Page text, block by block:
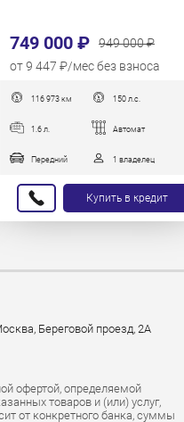
749 000 ₽
949 000 ₽
от 9 447 ₽/мес без взноса
116 973 км 150 л.с.
1.6 л. Автомат
Передний 1 владелец
Купить в кредит
Береговой проезд, 2А
офертой, определяемой
товаров и (или) услуг,
от конкретного банка, суммы